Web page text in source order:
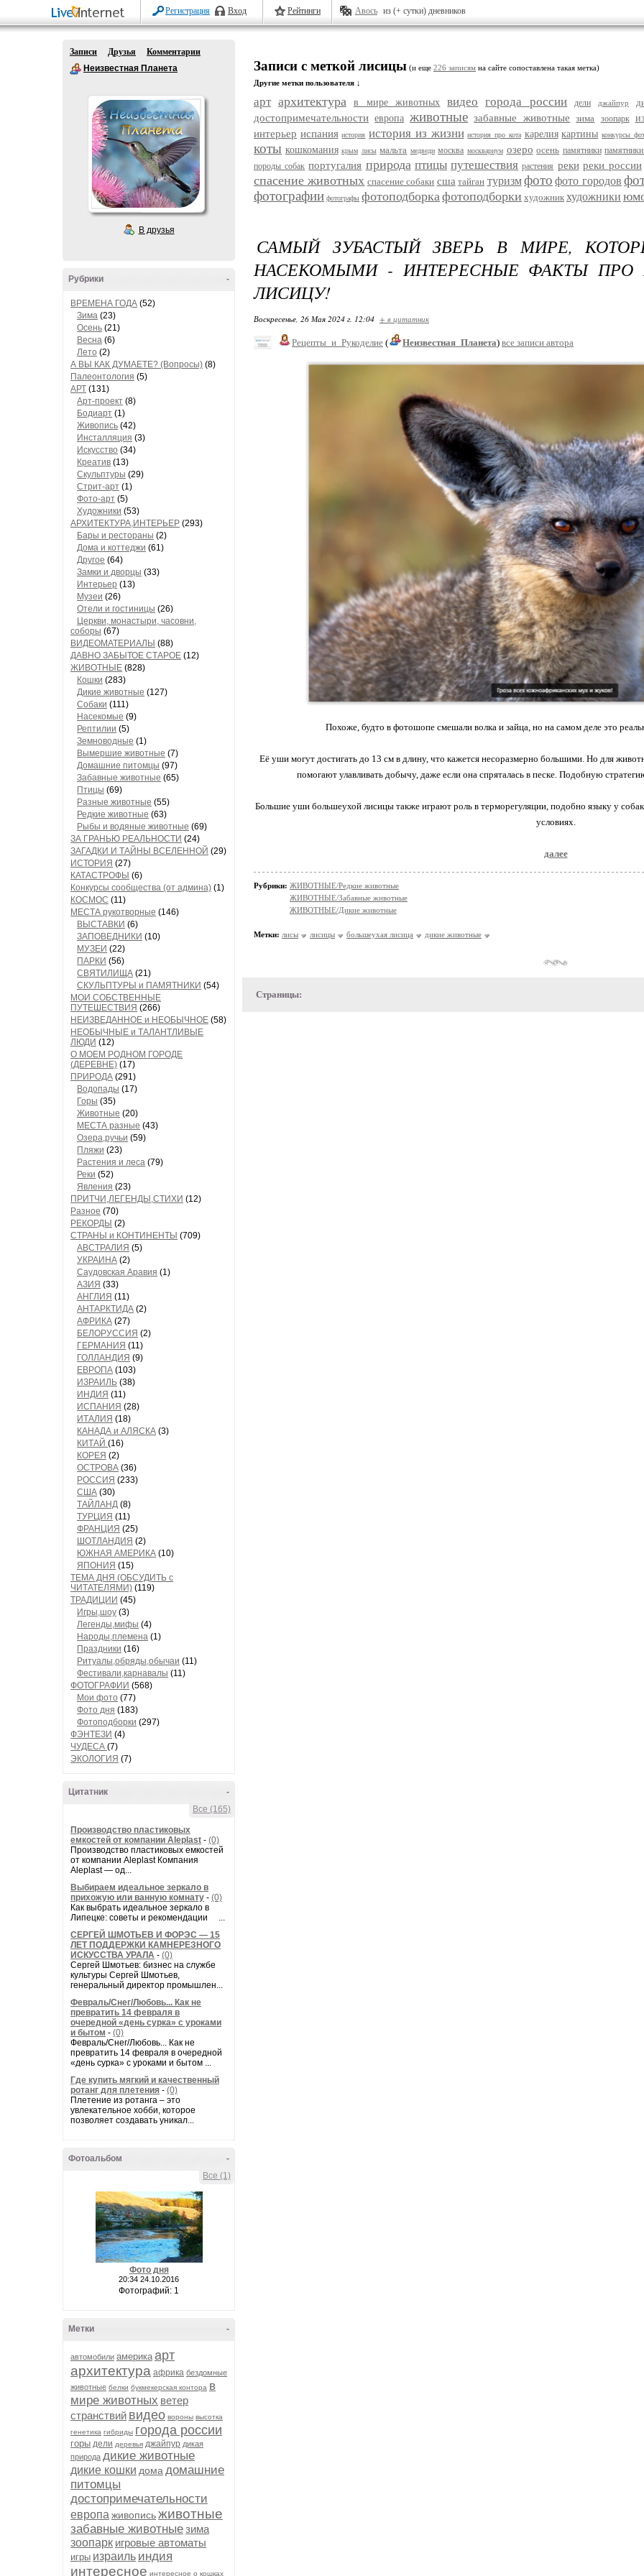
Регистрация Вход Рейтинги Авось из (+ сутки) дневников
Записи Друзья
Комментарии
Неизвестная Планета
В друзья
-
Рубрики
ВРЕМЕНА ГОДА (52)
Зима (23)
Осень (21)
Весна (6)
Лето (2)
А ВЫ КАК ДУМАЕТЕ? (Вопросы) (8)
Палеонтология (5)
АРТ (131)
Арт-проект (8)
Бодиарт (1)
Живопись (42)
Инсталляция (3)
Искусство (34)
Креатив (13)
Скульптуры (29)
Стрит-арт (1)
Фото-арт (5)
Художники (53)
АРХИТЕКТУРА,ИНТЕРЬЕР (293)
Бары и рестораны (2)
Дома и коттеджи (61)
Другое (64)
Замки и дворцы (33)
Интерьер (13)
Музеи (26)
Отели и гостиницы (26)
Церкви, монастыри, часовни,
соборы (67)
ВИДЕОМАТЕРИАЛЫ (88)
ДАВНО ЗАБЫТОЕ СТАРОЕ (12)
ЖИВОТНЫЕ (828)
Кошки (283)
Дикие животные (127)
Собаки (111)
Насекомые (9)
Рептилии (5)
Земноводные (1)
Вымершие животные (7)
Домашние питомцы (97)
Забавные животные (65)
Птицы (69)
Разные животные (55)
Редкие животные (63)
Рыбы и водяные животные (69)
ЗА ГРАНЬЮ РЕАЛЬНОСТИ (24)
ЗАГАДКИ И ТАЙНЫ ВСЕЛЕННОЙ (29)
ИСТОРИЯ (27)
КАТАСТРОФЫ (6)
Конкурсы сообщества (от админа) (1)
КОСМОС (11)
МЕСТА рукотворные (146)
ВЫСТАВКИ (6)
ЗАПОВЕДНИКИ (10)
МУЗЕИ (22)
ПАРКИ (56)
СВЯТИЛИЩА (21)
СКУЛЬПТУРЫ и ПАМЯТНИКИ (54)
МОИ СОБСТВЕННЫЕ
ПУТЕШЕСТВИЯ (266)
НЕИЗВЕДАННОЕ и НЕОБЫЧНОЕ (58)
НЕОБЫЧНЫЕ и ТАЛАНТЛИВЫЕ
ЛЮДИ (12)
О МОЕМ РОДНОМ ГОРОДЕ
(ДЕРЕВНЕ) (17)
ПРИРОДА (291)
Водопады (17)
Горы (35)
Животные (20)
МЕСТА разные (43)
Озера,ручьи (59)
Пляжи (23)
Растения и леса (79)
Реки (52)
Явления (23)
ПРИТЧИ,ЛЕГЕНДЫ,СТИХИ (12)
Разное (70)
РЕКОРДЫ (2)
СТРАНЫ и КОНТИНЕНТЫ (709)
АВСТРАЛИЯ (5)
УКРАИНА (2)
Саудовская Аравия (1)
АЗИЯ (33)
АНГЛИЯ (11)
АНТАРКТИДА (2)
АФРИКА (27)
БЕЛОРУССИЯ (2)
ГЕРМАНИЯ (11)
ГОЛЛАНДИЯ (9)
ЕВРОПА (103)
ИЗРАИЛЬ (38)
ИНДИЯ (11)
ИСПАНИЯ (28)
ИТАЛИЯ (18)
КАНАДА и АЛЯСКА (3)
КИТАЙ (16)
КОРЕЯ (2)
ОСТРОВА (36)
РОССИЯ (233)
США (30)
ТАЙЛАНД (8)
ТУРЦИЯ (11)
ФРАНЦИЯ (25)
ШОТЛАНДИЯ (2)
ЮЖНАЯ АМЕРИКА (10)
ЯПОНИЯ (15)
ТЕМА ДНЯ (ОБСУДИТЬ с
ЧИТАТЕЛЯМИ) (119)
ТРАДИЦИИ (45)
Игры,шоу (3)
Легенды,мифы (4)
Народы,племена (1)
Праздники (16)
Ритуалы,обряды,обычаи (11)
Фестивали,карнавалы (11)
ФОТОГРАФИИ (568)
Мои фото (77)
Фото дня (183)
Фотоподборки (297)
ФЭНТЕЗИ (4)
ЧУДЕСА (7)
ЭКОЛОГИЯ (7)
-
Цитатник
Все (165)
Производство пластиковых
емкостей от компании Aleplast - (0)
Производство пластиковых емкостей
от компании Aleplast Компания
Aleplast — од...
Выбираем идеальное зеркало в
прихожую или ванную комнату - (0)
Как выбрать идеальное зеркало в
Липецке: советы и рекомендации ...
СЕРГЕЙ ШМОТЬЕВ И ФОРЭС — 15
ЛЕТ ПОДДЕРЖКИ КАМНЕРЕЗНОГО
ИСКУССТВА УРАЛА - (0)
Сергей Шмотьев: бизнес на службе
культуры Сергей Шмотьев,
генеральный директор промышлен...
Февраль/Снег/Любовь... Как не
превратить 14 февраля в
очередной «день сурка» с уроками
и бытом - (0)
Февраль/Снег/Любовь... Как не
превратить 14 февраля в очередной
«день сурка» с уроками и бытом ...
Где купить мягкий и качественный
ротанг для плетения - (0)
Плетение из ротанга – это
увлекательное хобби, которое
позволяет создавать уникал...
-
Фотоальбом
Все (1)
Фото дня
20:34 24.10.2016
Фотографий: 1
-
Метки
автомобили америка арт
архитектура африка бездомные
животные белки букмекерская контора в
мире животных ветер
странствий видео вороны высотка
генетика гибриды города россии
горы дели деревья джайпур дикая
природа дикие животные
дикие кошки дома домашние
питомцы
достопримечательности
европа живописьживотные
забавные животныезима
зоопарк игровые автоматы
игры израиль индия
интересное интересное о кошках
Записи с меткой лисицы (и еще 226 записям на сайте сопоставлена такая метка)
Другие метки пользователя ↓
арт архитектура в мире животных видео города россии дели джайпур
достопримечательности европа животные забавные животные зима зоопарк
интерьер испания история история из жизни история про кота карелия картины конкурсы
коты кошкомания крым лисы мальта медведи москва москвариум озеро осень памятники
породы собак португалия природа птицы путешествия растения реки реки россии
спасение животных спасение собаки сша тайган туризм фото фото городов
фотографии фотографы фотоподборкафотоподборки художник художники
САМЫЙ ЗУБАСТЫЙ ЗВЕРЬ В МИРЕ,
НАСЕКОМЫМИ - ИНТЕРЕСНЫЕ ФАКТЫ ПРО
ЛИСИЦУ!
Воскресенье, 26 Мая 2024 г. 12:04 + в цитатник
Рецепты_и_Рукоделие ( Неизвестная_Планета) все записи автора
Похоже, будто в фотошопе смешали волка и зайца, но на самом деле это
Её уши могут достигать до 13 см в длину, что кажется несоразмерно большими. Но для
помогают улавливать добычу, даже если она спряталась в песке. Подобную
Большие уши большеухой лисицы также играют роль в терморегуляции, подобно языку у
условиях.
далее
Рубрики: ЖИВОТНЫЕ/Редкие животные
ЖИВОТНЫЕ/Забавные животные
ЖИВОТНЫЕ/Дикие животные
Метки: лисы лисицы большеухая лисица дикие животные
Страницы: